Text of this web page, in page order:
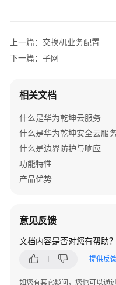
上一篇：交换机业务配置
下一篇：子网
相关文档
什么是华为乾坤云服务
什么是华为乾坤安全云服
什么是边界防护与响应
功能特性
产品优势
意见反馈
文档内容是否对您有帮助？
提供反
如您有其它疑问，您也可以通